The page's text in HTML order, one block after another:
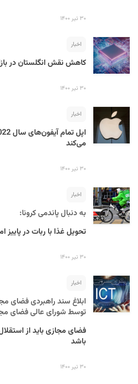
۳۰ تیر ۱۴۰۰
اخبار
کاهش نقش انگلستان در
۳۰ تیر ۱۴۰۰
اخبار
می‌کند
۳۰ تیر ۱۴۰۰
اخبار
به دنبال پاندمی کرونا:
تحویل غذا با ربات در پاییز
۳۰ تیر ۱۴۰۰
اخبار
توسط شورای عالی فضای
فضای مجازی باید از
باشد
۳۰ تیر ۱۴۰۰